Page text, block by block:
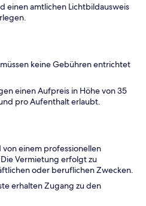
einen amtlichen Lichtbildausweis
keine Gebühren entrichtet
einen Aufpreis in Höhe von 35
pro Aufenthalt erlaubt.
einem professionellen
Vermietung erfolgt zu
oder beruflichen Zwecken.
erhalten Zugang zu den